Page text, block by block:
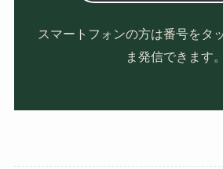
スマートフォンの方は番号をタ
ま発信できます。